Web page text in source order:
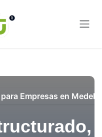
Empresas en